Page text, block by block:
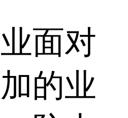
面对
的业